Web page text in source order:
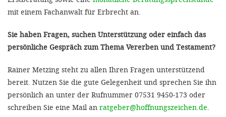
mit einem Fachanwalt für Erbrecht an.
Sie haben Fragen, suchen Unterstützung oder einfach das
persönliche Gespräch zum Thema Vererben und Testament?
Rainer Metzing steht zu allen Ihren Fragen unterstützend
bereit. Nutzen Sie die gute Gelegenheit und sprechen Sie ihn
persönlich an unter der Rufnummer 07531 9450-173 oder
schreiben Sie eine Mail an ratgeber@hoffnungszeichen.de.